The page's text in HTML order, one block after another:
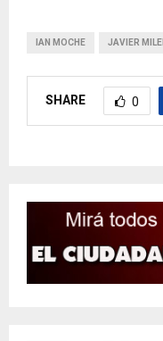
IAN MOCHE JAVIER MILEI
SHARE 0